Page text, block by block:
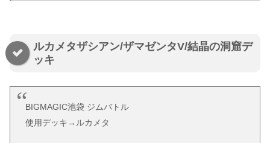
ルカメタザシアン/ザマゼンタV/結晶の洞窟デ
ッキ
BIGMAGIC池袋 ジムバトル
使用デッキ→ルカメタ